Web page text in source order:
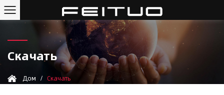
Скачать
Дом / Скачать